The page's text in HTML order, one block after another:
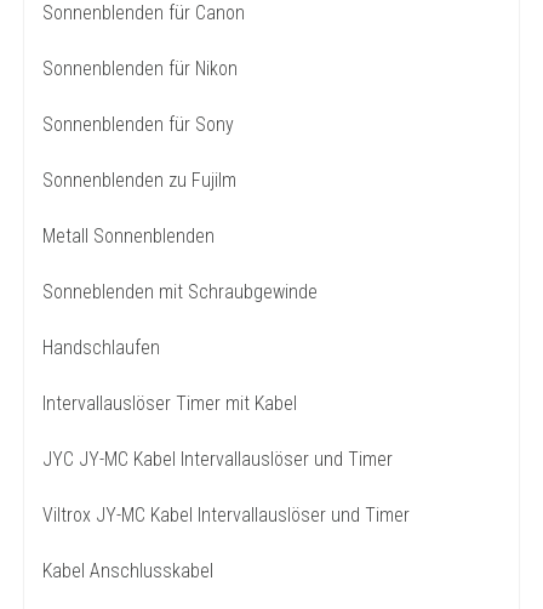
Sonnenblenden für Canon
Sonnenblenden für Nikon
Sonnenblenden für Sony
Sonnenblenden zu Fujilm
Metall Sonnenblenden
Sonneblenden mit Schraubgewinde
Handschlaufen
Intervallauslöser Timer mit Kabel
JYC JY-MC Kabel Intervallauslöser und Timer
Viltrox JY-MC Kabel Intervallauslöser und Timer
Kabel Anschlusskabel